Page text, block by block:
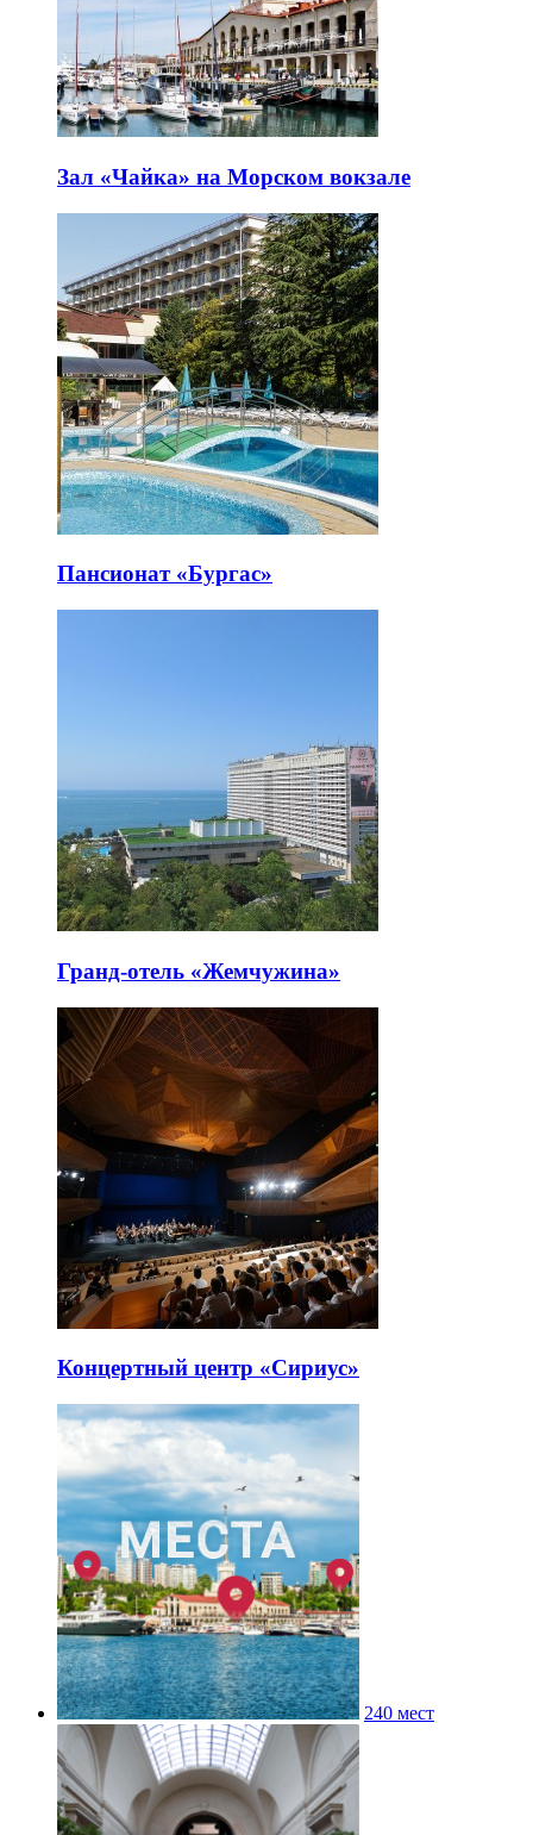
Зал «Чайка» на Морском вокзале
Пансионат «Бургас»
Гранд-отель «Жемчужина»
Концертный центр «Сириус»
240 мест